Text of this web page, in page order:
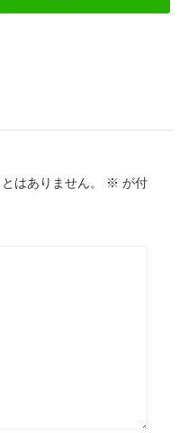
はありません。 ※ が付